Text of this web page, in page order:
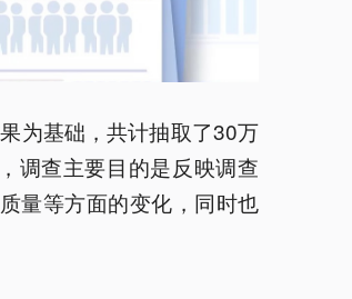
为基础，共计抽取了30万
调查主要目的是反映调查
量等方面的变化，同时也